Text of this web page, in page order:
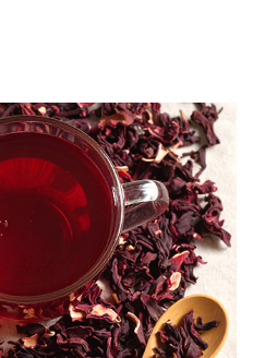
szín, végtelen